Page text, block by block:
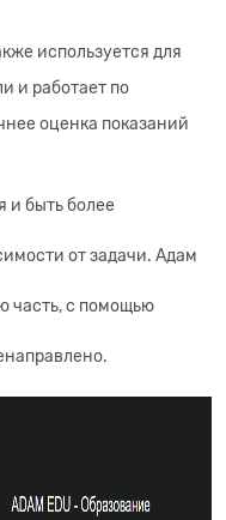
используется для
и работает по
оценка показаний
и быть более
от задачи. Адам
часть, с помощью